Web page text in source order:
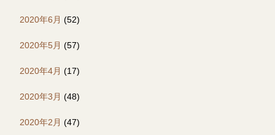
2020年6月 (52)
2020年5月 (57)
2020年4月 (17)
2020年3月 (48)
2020年2月 (47)